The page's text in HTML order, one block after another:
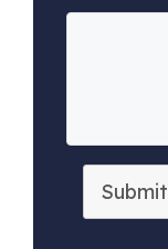
Submit